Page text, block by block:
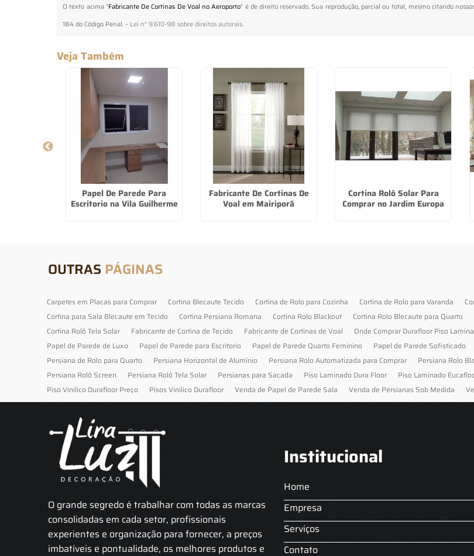
O texto acima "Fabricante De Cortinas De Voal no Aeroporto" é de direito reservado. Sua reprodução, parcial ou total, mesmo citando
184 do Código Penal. – Lei n° 9.610-98 sobre direitos autorais.
Veja Também
Papel De Parede Para
Escritorio na Vila Guilherme
Fabricante De Cortinas De
Voal em Mairiporã
Cortina Rolô Solar Para
Comprar no Jardim Europa
OUTRAS PÁGINAS
Carpetes em Placas para Comprar Cortina Blecaute Tecido Cortina de Rolo para Cozinha Cortina de Rolo para Varanda
Cortina para Sala Blecaute em Tecido
Cortina Persiana Romana Cortina Rolo Blackout Cortina Rolo Blecaute para Quarto
Cortina Rolô Tela Solar
Fabricante de Cortina de Tecido Fabricante de Cortinas de Voal Onde Comprar Durafloor Piso
Papel de Parede de Luxo
Papel de Parede para Escritorio Papel de Parede Quarto Feminino Papel de Parede Sofisticado
Persiana de Rolo para Quarto
Persiana Horizontal de Alumínio Persiana Rolo Automatizada para Comprar Persiana Rolo
Persiana Rolô Screen
Persiana Rolô Tela Solar Persianas para Sacada Piso Laminado Dura Floor Piso Laminado
Piso Vinilico Durafloor Preço
Pisos Vinilico Durafloor Venda de Papel de Parede Sala Venda de Persianas Sob Medida
O grande segredo é trabalhar com todas as marcas
consolidadas em cada setor, profissionais
experientes e organização para fornecer, a preços
imbatíveis e pontualidade, os melhores produtos e
Institucional
Home
Empresa
Serviços
Contato